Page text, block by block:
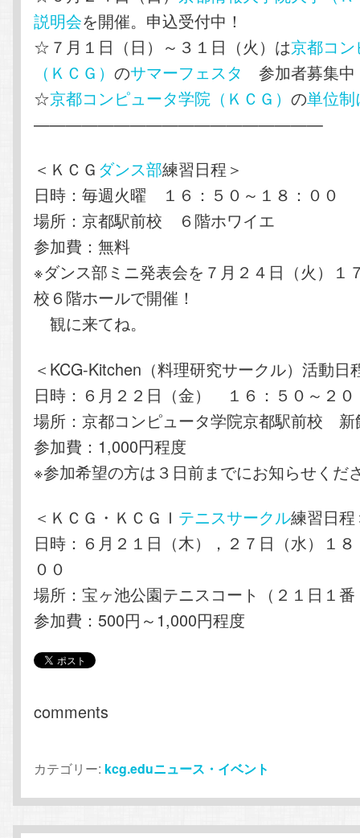
説明会を開催。申込受付中！
☆７月１日（日）～３１日（火）は京都コ
（ＫＣＧ）のサマーフェスタ
参加者募集中
☆京都コンピュータ学院（ＫＣＧ）の単位
——————————————————
＜ＫＣＧ ダンス部練習日程＞
日時：毎週火曜 １６：５０～１８：００
場所：京都駅前校 ６階ホワイエ
参加費：無料
※ダンス部ミニ発表会を７月２４日（火）１
校６階ホールで開催！
観に来てね。
＜KCG-Kitchen（料理研究サークル）活動日
日時：６月２２日（金） １６：５０～２０
場所：京都コンピュータ学院京都駅前校 新
参加費：1,000円程度
※参加希望の方は３日前までにお知らせくだ
＜ＫＣＧ・ＫＣＧＩ テニスサークル練習日程
日時：６月２１日（木），２７日（水）１
００
場所：宝ヶ池公園テニスコート（２１日１
参加費：500円～1,000円程度
comments
カテゴリー: kcg.eduニュース・イベント